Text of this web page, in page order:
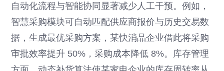
自动化流程与智能协同显著减少人工干预。例如，
智慧采购模块可自动匹配供应商报价与历史交易数
据，生成最优采购方案，某快消品企业借此将采购
审批效率提升 50%，采购成本降低 8%。库存管理